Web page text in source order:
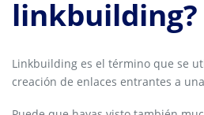
linkbuilding?
Linkbuilding es el término que se
creación de enlaces entrantes a